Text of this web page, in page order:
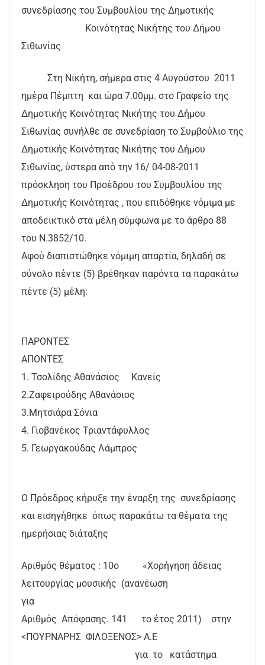
συνεδρίασης του Συμβουλίου της Δημοτικής
Κοινότητας Νικήτης του Δήμου
Σιθωνίας
Στη Νικήτη, σήμερα στις 4 Αυγούστου 2011
ημέρα Πέμπτη και ώρα 7.00μμ. στο Γραφείο της
Δημοτικής Κοινότητας Νικήτης του Δήμου
Σιθωνίας συνήλθε σε συνεδρίαση το Συμβούλιο της
Δημοτικής Κοινότητας Νικήτης του Δήμου
Σιθωνίας, ύστερα από την 16/ 04-08-2011
πρόσκληση του Προέδρου του Συμβουλίου της
Δημοτικής Κοινότητας , που επιδόθηκε νόμιμα με
αποδεικτικό στα μέλη σύμφωνα με το άρθρο 88
του Ν.3852/10.
Αφού διαπιστώθηκε νόμιμη απαρτία, δηλαδή σε
σύνολο πέντε (5) βρέθηκαν παρόντα τα παρακάτω
πέντε (5) μέλη:
ΠΑΡΟΝΤΕΣ
ΑΠΟΝΤΕΣ
1. Τσολίδης Αθανάσιος Κανείς
2.Ζαφειρούδης Αθανάσιος
3.Μητσιάρα Σόνια
4. Γιοβανέκος Τριαντάφυλλος
5. Γεωργακούδας Λάμπρος
Ο Πρόεδρος κήρυξε την έναρξη της συνεδρίασης
και εισηγήθηκε όπως παρακάτω τα θέματα της
ημερήσιας διάταξης
Αριθμός θέματος : 10ο «Χορήγηση άδειας
λειτουργίας μουσικής (ανανέωση
για
Αριθμός Απόφασης. 141 το έτος 2011) στην
<ΠΟΥΡΝΑΡΗΣ ΦΙΛΟΞΕΝΟΣ> Α.Ε
για το κατάστημα